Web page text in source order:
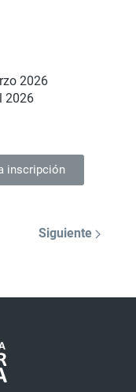
2026
2026
inscripción
Siguiente